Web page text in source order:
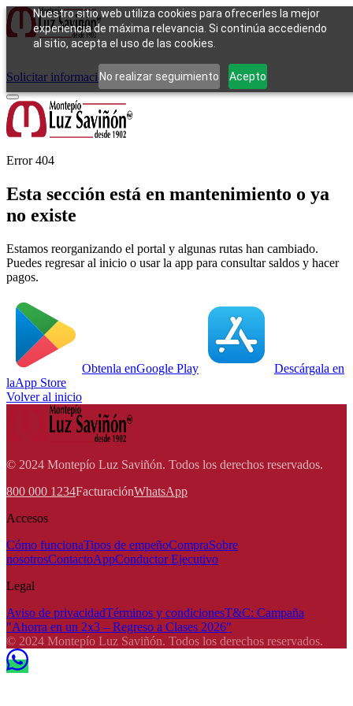
Nuestro sitio web utiliza cookies para ofrecerles la mejor
experiencia de máxima relevancia. Si continúa accediendo
al sitio, acepta el uso de las cookies.
No realizar seguimiento Acepto
Cómo funcionaTipos de empeñoCompraContacto
Solicitar información Iniciar sesión
Error 404
Esta sección está en mantenimiento o ya
no existe
Estamos reorganizando el portal y algunas rutas han cambiado.
Puedes regresar al inicio o usar la app para consultar saldos y hacer
pagos.
Obtenla enGoogle Play
Descárgala en
laApp Store
Volver al inicio
© 2024 Montepío Luz Saviñón. Todos los derechos reservados.
800 000 1234FacturaciónWhatsApp
Accesos
Cómo funcionaTipos de empeñoCompraSobre
nosotrosContactoAppConductor Ejecutivo
Legal
Aviso de privacidadTérminos y condicionesT&C: Campaña
"Ahorra en un 2x3 – Regreso a Clases 2026"
© 2024 Montepío Luz Saviñón. Todos los derechos reservados.